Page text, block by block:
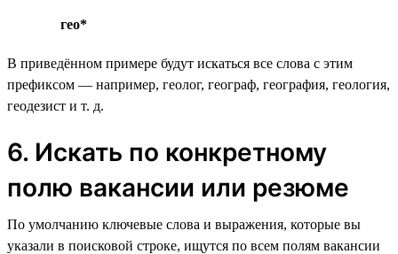
гео*
В приведённом примере будут искаться все слова с этим
префиксом — например, геолог, географ, география, геология,
геодезист и т. д.
6. Искать по конкретному
полю вакансии или резюме
По умолчанию ключевые слова и выражения, которые вы
указали в поисковой строке, ищутся по всем полям вакансии